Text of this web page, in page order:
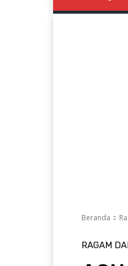
Beranda
RAGAM